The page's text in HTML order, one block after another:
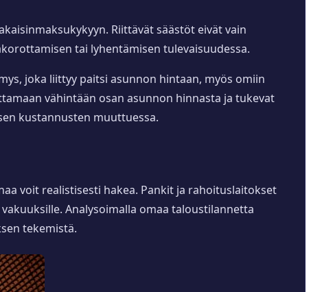
Riittävät säästöt eivät vain
tai lyhentämisen tulevaisuudessa.
joka liittyy paitsi asunnon hintaan, myös omiin
vähintään osan asunnon hinnasta ja tukevat
kustannusten muuttuessa.
voit realistisesti hakea. Pankit ja rahoituslaitokset
Analysoimalla omaa taloustilannetta
tekemistä.